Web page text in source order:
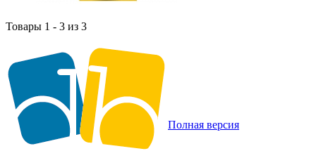
Товары 1 - 3 из 3
Полная версия